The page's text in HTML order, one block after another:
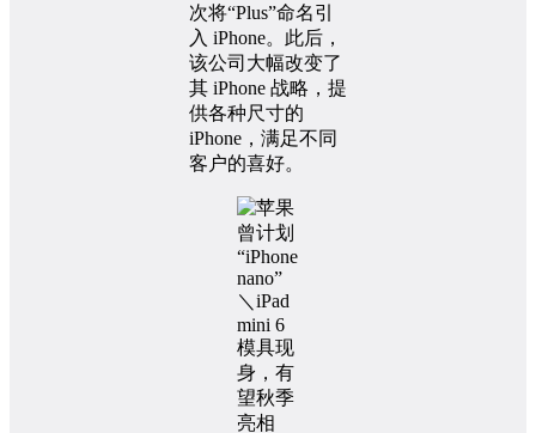
次将“Plus”命名引
入 iPhone。此后，
该公司大幅改变了
其 iPhone 战略，提
供各种尺寸的
iPhone，满足不同
客户的喜好。